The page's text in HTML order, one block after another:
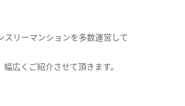
スリーマンションを多数運営して
広くご紹介させて頂きます。